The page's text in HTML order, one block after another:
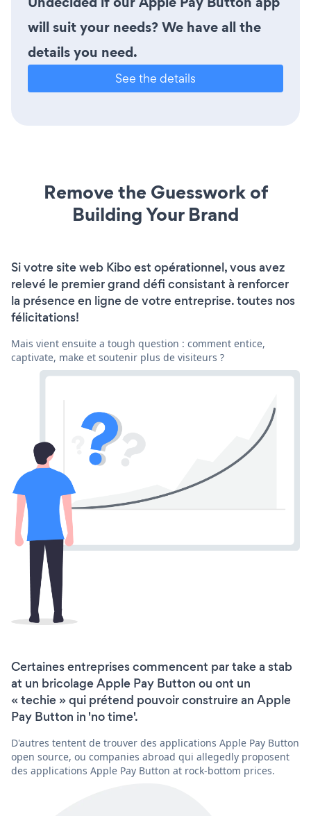
will suit your needs? We have all the
details you need.
See the details
Remove the Guesswork of
Building Your Brand
Si votre site web Kibo est opérationnel, vous avez
relevé le premier grand défi consistant à renforcer
la présence en ligne de votre entreprise. toutes nos
félicitations!
Mais vient ensuite a tough question : comment entice,
captivate, make et soutenir plus de visiteurs ?
Certaines entreprises commencent par take a stab
at un bricolage Apple Pay Button ou ont un
« techie » qui prétend pouvoir construire an Apple
Pay Button in 'no time'.
D'autres tentent de trouver des applications Apple Pay Button
open source, ou companies abroad qui allegedly proposent
des applications Apple Pay Button at rock-bottom prices.